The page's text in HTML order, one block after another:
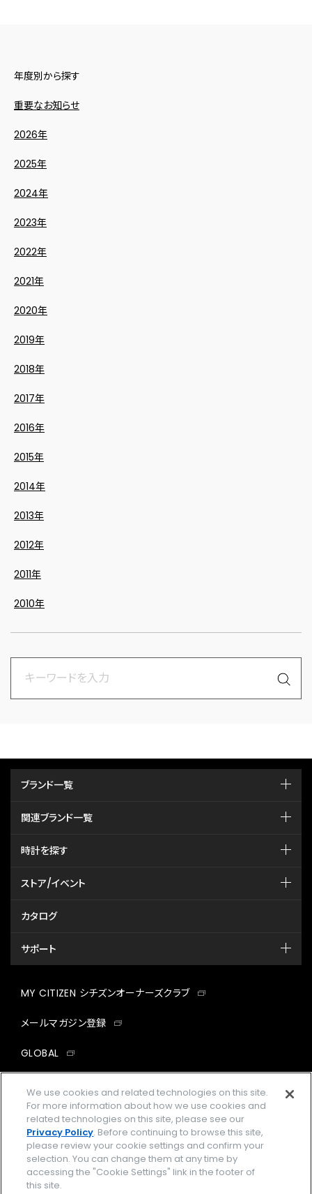
年度別から探す
重要なお知らせ
2026年
2025年
2024年
2023年
2022年
2021年
2020年
2019年
2018年
2017年
2016年
2015年
2014年
2013年
2012年
2011年
2010年
ブランド一覧
関連ブランド一覧
時計を探す
ストア/イベント
カタログ
サポート
MY CITIZEN シチズンオーナーズクラブ
メールマガジン登録
GLOBAL
facebookinstagramtwitter
企業情報 ご利用規約
プライバシーポリシー Cookies Settings
We use cookies and related technologies on this site.
For more information about how we use cookies and
related technologies on this site, please see our
Privacy Policy. Before continuing to browse this site,
please review your cookie settings and confirm your
selection. You can change them at any time by
accessing the "Cookie Settings" link in the footer of
this site.